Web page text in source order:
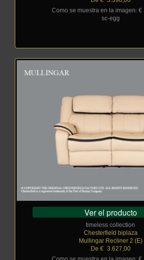
Como se muestra en la imagen: €
sc-egg
Ver el producto
timeless collection
Chesterfield biplaza
Mullingar Recliner 2 (E)
De €_ 3.627,00